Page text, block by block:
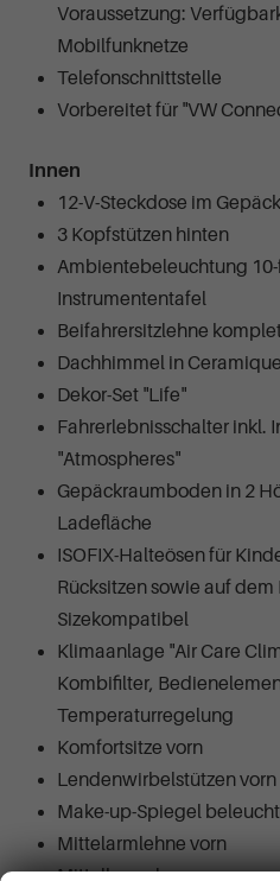
Voraussetzung:
Mobilfunknetze
Telefonschnittstelle
Vorbereitet für "VW
Innen
12-V-Steckdose im
3 Kopfstützen hinten
Ambientebeleuchtung
Instrumententafel
Beifahrersitzlehne
Dachhimmel in Ceramique
Dekor-Set "Life"
Fahrerlebnisschalter inkl.
"Atmospheres"
Gepäckraumboden in 2
Ladefläche
ISOFIX-Halteösen für
Rücksitzen sowie auf dem
Sizekompatibel
Klimaanlage "Air Care
Kombifilter,
Temperaturregelung
Komfortsitze vorn
Lendenwirbelstützen
Make-up-Spiegel
Mittelarmlehne vorn
Mittelkonsole